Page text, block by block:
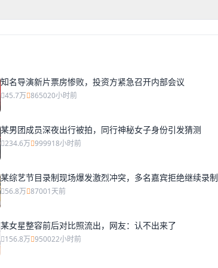
知名导演新片票房惨败，投资方紧急召开内部会议
45.7万 865020小时前
某男团成员深夜出行被拍，同行神秘女子身份引发猜测
234.6万 999918小时前
某综艺节目录制现场爆发激烈冲突，多名嘉宾拒绝继续录制
56.8万 87001天前
某女星整容前后对比照流出，网友：认不出来了
156.8万 950022小时前